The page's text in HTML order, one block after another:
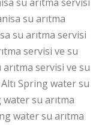
su arıtma servisi
su arıtma
su arıtma servisi
servisi ve su
servisi ve su
Spring water su
water su arıtma
water su arıtma